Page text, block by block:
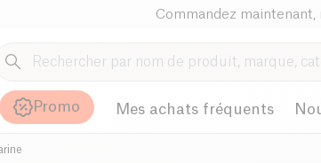
Commandez maintenant,
Promo Mes achats fréquents